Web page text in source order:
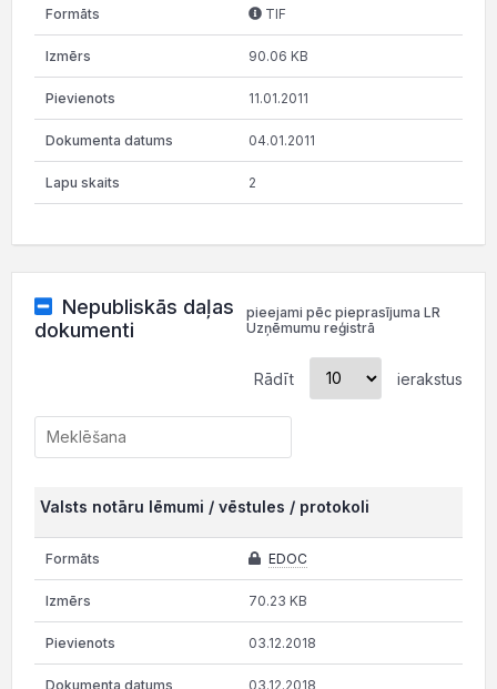
TIF
90.06 KB
11.01.2011
04.01.2011
2
Nepubliskās daļas
dokumenti
pieejami pēc pieprasījuma LR
Uzņēmumu reģistrā
Rādīt ierakstus
Valsts notāru lēmumi / vēstules / protokoli
EDOC
70.23 KB
03.12.2018
03.12.2018